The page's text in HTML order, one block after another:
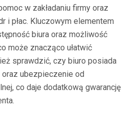
w zakładaniu firmy oraz
i płac. Kluczowym elementem
biura oraz możliwość
może znacząco ułatwić
sprawdzić, czy biuro posiada
ubezpieczenie od
co daje dodatkową gwarancję